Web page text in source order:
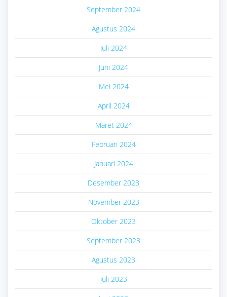
September 2024
Agustus 2024
Juli 2024
Juni 2024
Mei 2024
April 2024
Maret 2024
Februari 2024
Januari 2024
Desember 2023
November 2023
Oktober 2023
September 2023
Agustus 2023
Juli 2023